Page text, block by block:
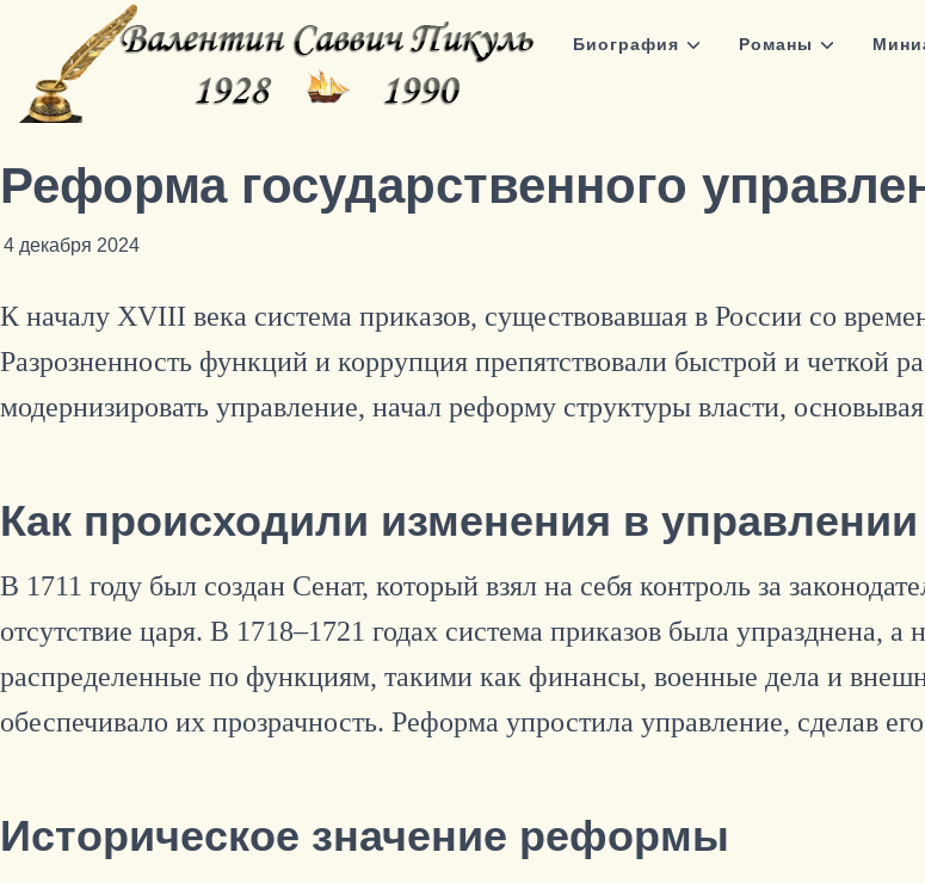
Биография Романы
Реформа государственного
4 декабря 2024
К началу XVIII века система приказов, существовавшая в России со
Разрозненность функций и коррупция препятствовали быстрой и четкой
модернизировать управление, начал реформу структуры власти,
Как происходили изменения в управлении
В 1711 году был создан Сенат, который взял на себя контроль за
отсутствие царя. В 1718–1721 годах система приказов была упразднена,
распределенные по функциям, такими как финансы, военные дела и
обеспечивало их прозрачность. Реформа упростила управление, сделав
Историческое значение реформы